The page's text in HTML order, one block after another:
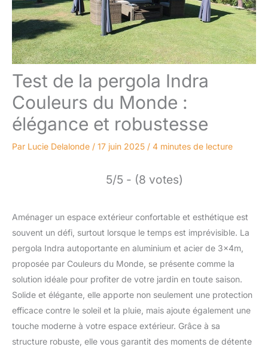
Test de la pergola Indra
Couleurs du Monde :
élégance et robustesse
Par Lucie Delalonde / 17 juin 2025 / 4 minutes de lecture
5/5 - (8 votes)
Aménager un espace extérieur confortable et esthétique est
souvent un défi, surtout lorsque le temps est imprévisible. La
pergola Indra autoportante en aluminium et acier de 3x4m,
proposée par Couleurs du Monde, se présente comme la
solution idéale pour profiter de votre jardin en toute saison.
Solide et élégante, elle apporte non seulement une protection
efficace contre le soleil et la pluie, mais ajoute également une
touche moderne à votre espace extérieur. Grâce à sa
structure robuste, elle vous garantit des moments de détente